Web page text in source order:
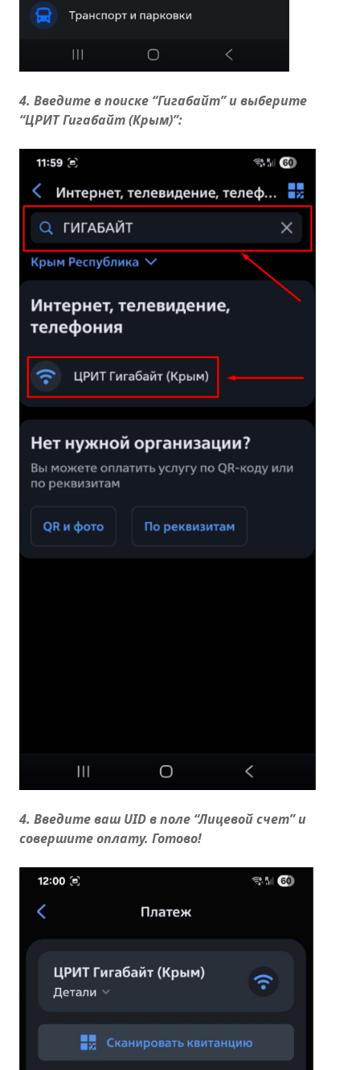
4. Введите в поиске “Гигабайт” и выберите
“ЦРИТ Гигабайт (Крым)”:
4. Введите ваш UID в поле “Лицевой счет” и
совершите оплату. Готово!